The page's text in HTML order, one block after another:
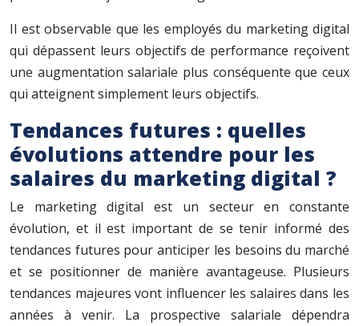
Il est observable que les employés du marketing digital
qui dépassent leurs objectifs de performance reçoivent
une augmentation salariale plus conséquente que ceux
qui atteignent simplement leurs objectifs.
Tendances futures : quelles
évolutions attendre pour les
salaires du marketing digital ?
Le marketing digital est un secteur en constante
évolution, et il est important de se tenir informé des
tendances futures pour anticiper les besoins du marché
et se positionner de manière avantageuse. Plusieurs
tendances majeures vont influencer les salaires dans les
années à venir. La prospective salariale dépendra